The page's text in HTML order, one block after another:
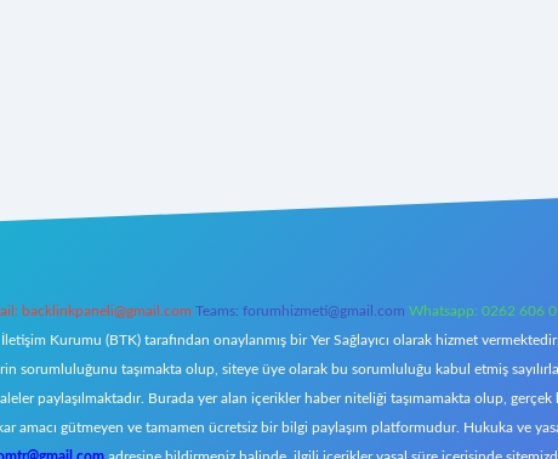
backlinkpaneli@gmail.com Teams: forumhizmeti@gmail.com Whatsapp: 0262 606
Kurumu (BTK) tarafından onaylanmış bir Yer Sağlayıcı olarak hizmet
sorumluluğunu taşımakta olup, siteye üye olarak bu sorumluluğu kabul etmiş
paylaşılmaktadır. Burada yer alan içerikler haber niteliği taşımamakta olup,
amacı gütmeyen ve tamamen ücretsiz bir bilgi paylaşım platformudur. Hukuka ve